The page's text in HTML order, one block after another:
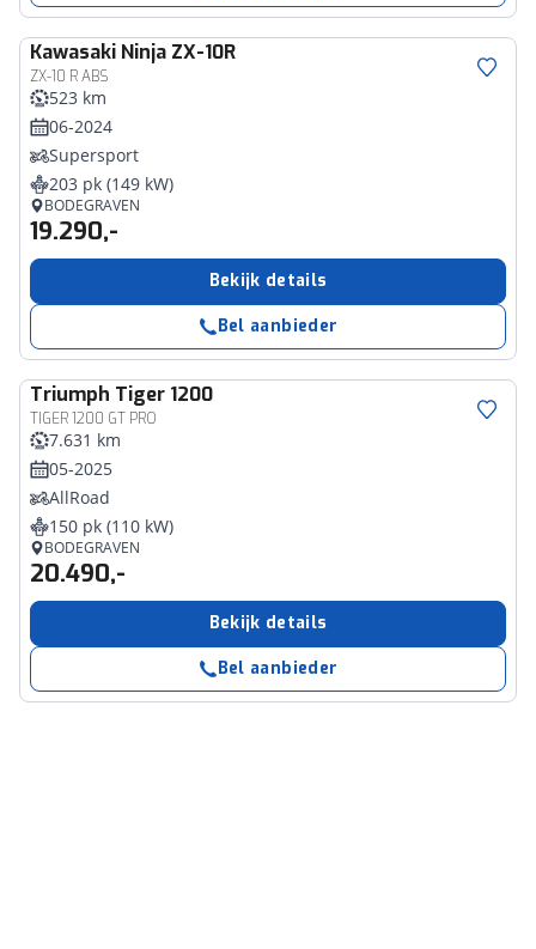
Kawasaki Ninja ZX-10R
ZX-10 R ABS
523 km
06-2024
Supersport
203 pk (149 kW)
BODEGRAVEN
19.290,-
Bekijk details
Bel aanbieder
Triumph Tiger 1200
TIGER 1200 GT PRO
7.631 km
05-2025
AllRoad
150 pk (110 kW)
BODEGRAVEN
20.490,-
Bekijk details
Bel aanbieder